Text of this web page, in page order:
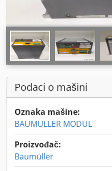
Podaci o mašini
Oznaka mašine:
BAUMULLER MODUL
Proizvođač:
Baumüller